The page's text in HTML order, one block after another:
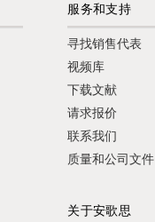
服务和支持
寻找销售代表
视频库
下载文献
请求报价
联系我们
质量和公司文件
关于安歌思